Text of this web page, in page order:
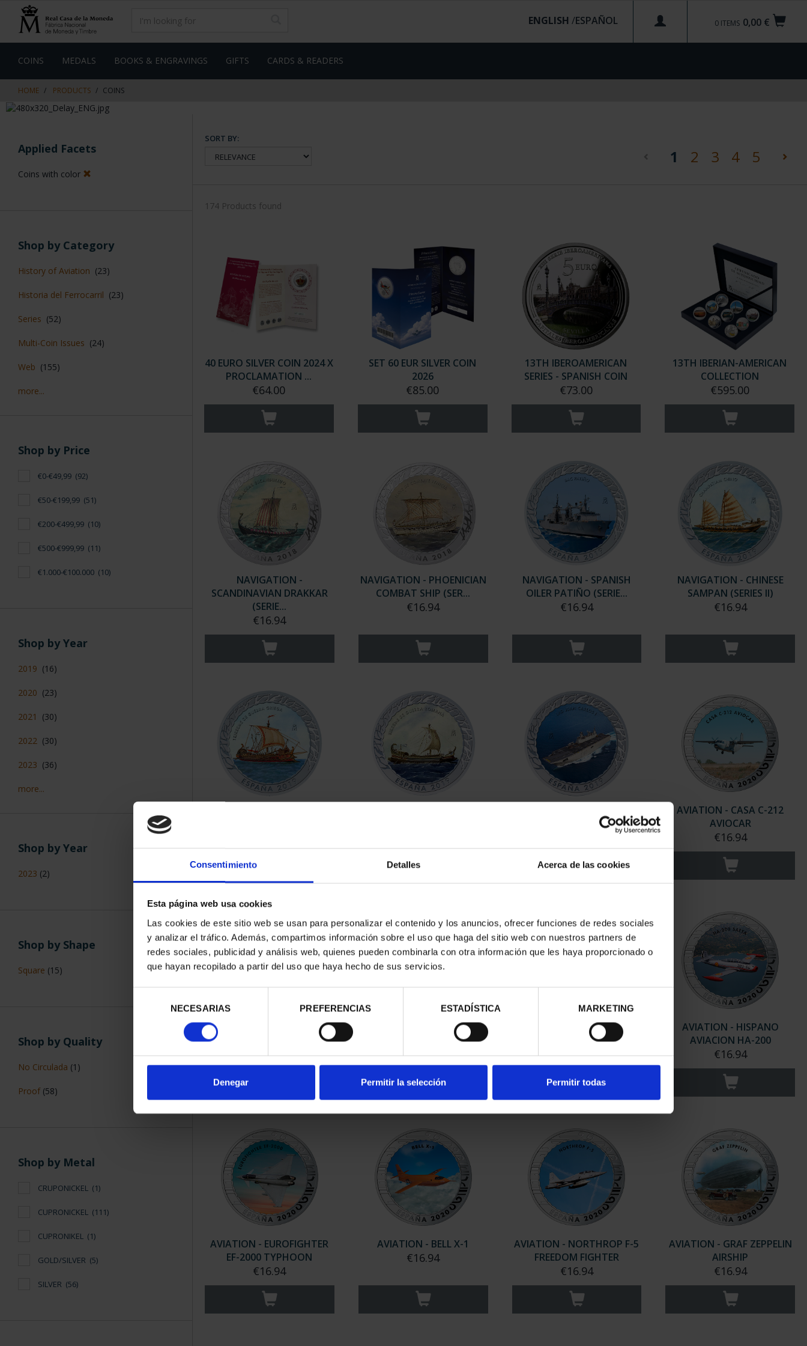
Consentimiento Detalles Acerca de las cookies
Esta página web usa cookies
Las cookies de este sitio web se usan para personalizar el contenido y los anuncios, ofrecer funciones de redes sociales
y analizar el tráfico. Además, compartimos información sobre el uso que haga del sitio web con nuestros partners de
redes sociales, publicidad y análisis web, quienes pueden combinarla con otra información que les haya proporcionado o
que hayan recopilado a partir del uso que haya hecho de sus servicios.
consentimiento
NECESARIAS PREFERENCIAS ESTADÍSTICA MARKETING
Denegar Permitir la selección Permitir todas
content
navigation
menu
0,00 €
0 ITEMS
ENGLISH /
COINS MEDALS BOOKS & ENGRAVINGS GIFTS CARDS & READERS
HOME PRODUCTS COINS
Applied Facets
Coins with color
Shop by Category
History of Aviation (23)
Historia del Ferrocarril (23)
Series (52)
Multi-Coin Issues (24)
Web (155)
more...
Shop by Price
€0-€49,99 (92)
€50-€199,99 (51)
€200-€499,99 (10)
€500-€999,99 (11)
€1.000-€100.000 (10)
Shop by Year
2019 (16)
2020 (23)
2021 (30)
2022 (30)
2023 (36)
more...
Shop by Year
2023 (2)
Shop by Shape
Square (15)
Shop by Quality
No Circulada (1)
Proof (58)
Shop by Metal
CRUPONICKEL (1)
CUPRONICKEL (111)
CUPRONIKEL (1)
GOLD/SILVER (5)
SILVER (56)
SORT BY:
1 (current)
2 3 4 5
174 Products found
40 EURO SILVER COIN 2024 X
PROCLAMATION ...
€64.00
SET 60 EUR SILVER COIN
2026
€85.00
13TH IBEROAMERICAN
SERIES - SPANISH COIN
€73.00
13TH IBERIAN-AMERICAN
COLLECTION
€595.00
NAVIGATION -
SCANDINAVIAN DRAKKAR
(SERIE...
€16.94
NAVIGATION - PHOENICIAN
COMBAT SHIP (SER...
€16.94
NAVIGATION - SPANISH
OILER PATIÑO (SERIE...
€16.94
NAVIGATION - CHINESE
SAMPAN (SERIES II)
€16.94
LHD JUAN CARLOS I (...
AVIATION - CASA C-212
AVIOCAR
€16.94
AVIATION - AIRBUS A400M AVIATION - FLYER I
AVIATION - BÜCKER BÜ-131
JUNGMANN
€16.94
AVIATION - HISPANO
AVIACION HA-200
€16.94
AVIATION - EUROFIGHTER
EF-2000 TYPHOON
€16.94
AVIATION - BELL X-1
€16.94
AVIATION - NORTHROP F-5
FREEDOM FIGHTER
€16.94
AVIATION - GRAF ZEPPELIN
AIRSHIP
€16.94